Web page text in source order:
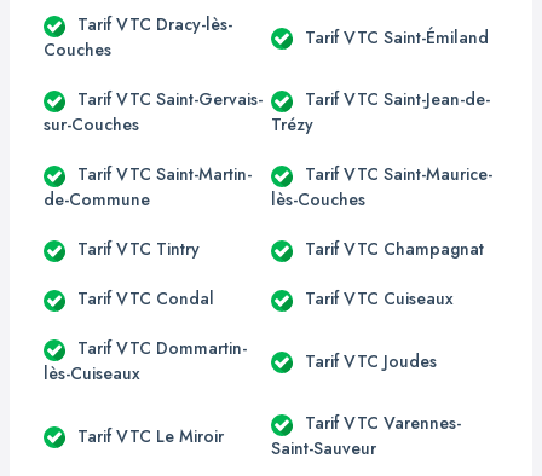
Tarif VTC Dracy-lès-
Couches
Tarif VTC Saint-Émiland
Tarif VTC Saint-Gervais-
sur-Couches
Tarif VTC Saint-Jean-de-
Trézy
Tarif VTC Saint-Martin-
de-Commune
Tarif VTC Saint-Maurice-
lès-Couches
Tarif VTC Tintry Tarif VTC Champagnat
Tarif VTC Condal Tarif VTC Cuiseaux
Tarif VTC Dommartin-
lès-Cuiseaux
Tarif VTC Joudes
Tarif VTC Le Miroir
Tarif VTC Varennes-
Saint-Sauveur